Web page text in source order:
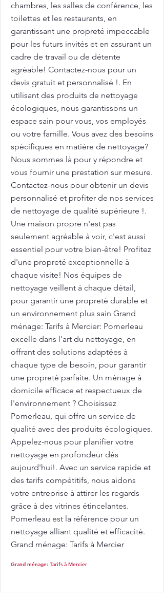
chambres, les salles de conférence, les
toilettes et les restaurants, en
garantissant une propreté impeccable
pour les futurs invités et en assurant un
cadre de travail ou de détente
agréable! Contactez-nous pour un
devis gratuit et personnalisé !. En
utilisant des produits de nettoyage
écologiques, nous garantissons un
espace sain pour vous, vos employés
ou votre famille. Vous avez des besoins
spécifiques en matière de nettoyage?
Nous sommes là pour y répondre et
vous fournir une prestation sur mesure.
Contactez-nous pour obtenir un devis
personnalisé et profiter de nos services
de nettoyage de qualité supérieure !.
Une maison propre n'est pas
seulement agréable à voir, c'est aussi
essentiel pour votre bien-être! Profitez
d'une propreté exceptionnelle à
chaque visite! Nos équipes de
nettoyage veillent à chaque détail,
pour garantir une propreté durable et
un environnement plus sain Grand
ménage: Tarifs à Mercier: Pomerleau
excelle dans l'art du nettoyage, en
offrant des solutions adaptées à
chaque type de besoin, pour garantir
une propreté parfaite. Un ménage à
domicile efficace et respectueux de
l'environnement ? Choisissez
Pomerleau, qui offre un service de
qualité avec des produits écologiques.
Appelez-nous pour planifier votre
nettoyage en profondeur dès
aujourd'hui!. Avec un service rapide et
des tarifs compétitifs, nous aidons
votre entreprise à attirer les regards
grâce à des vitrines étincelantes.
Pomerleau est la référence pour un
nettoyage alliant qualité et efficacité.
Grand ménage: Tarifs à Mercier
Grand ménage: Tarifs à Mercier